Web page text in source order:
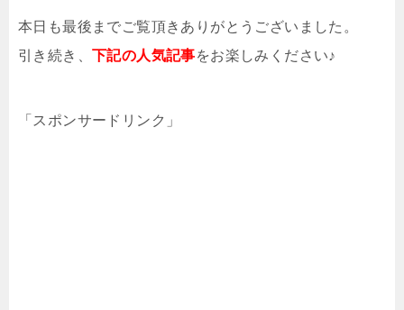
本日も最後までご覧頂きありがとうございました。
引き続き、 下記の人気記事をお楽しみください♪
「スポンサードリンク」